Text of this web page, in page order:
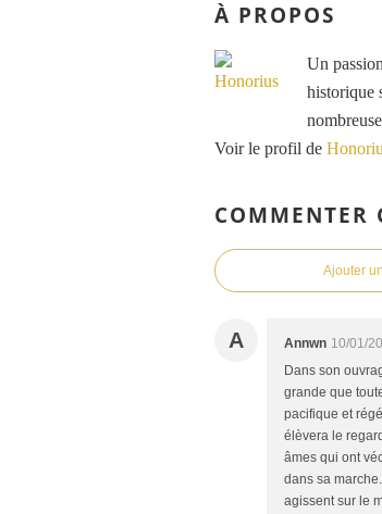
À PROPOS
Un
historique
Voir le profil de
COMMENTER
Ajouter
A Annwn 10/01/
Dans son
grande que
pacifique et
élèvera le
âmes qui ont
dans sa
agissent sur le